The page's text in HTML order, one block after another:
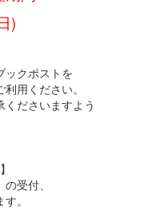
)
ックポストを
用ください。
ださいますよう
受付、
。